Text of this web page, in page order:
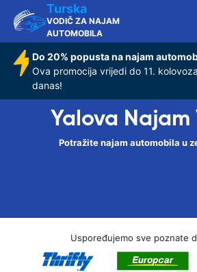
Turska
VODIČ ZA NAJAM
AUTOMOBILA
Do 20% popusta na najam
Ova promocija vrijedi do 11.
danas!
Yalova Najam
Potražite najam automobila u
Uspoređujemo sve poznate